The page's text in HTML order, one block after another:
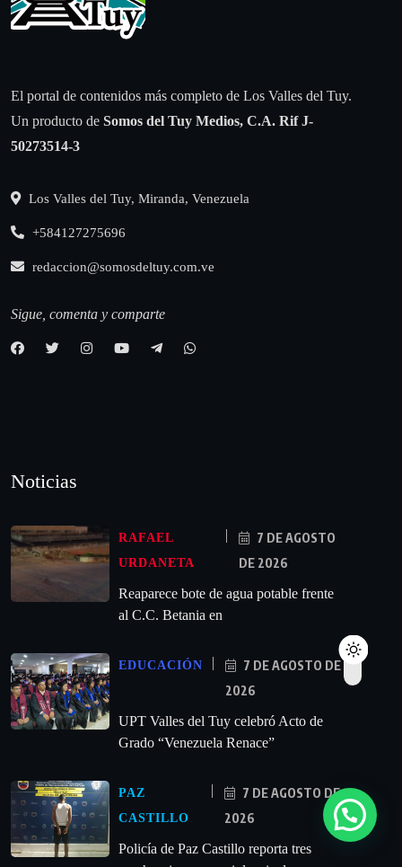
El portal de contenidos más completo de Los Valles del Tuy.
Un producto de Somos del Tuy Medios, C.A. Rif J-
50273514-3
Los Valles del Tuy, Miranda, Venezuela
+584127275696
redaccion@somosdeltuy.com.ve
Sigue, comenta y comparte
Noticias
RAFAEL
URDANETA
7 DE AGOSTO
DE 2026
Reaparece bote de agua potable frente
al C.C. Betania en
EDUCACIÓN
7 DE AGOSTO DE
2026
UPT Valles del Tuy celebró Acto de
Grado “Venezuela Renace”
PAZ
CASTILLO
7 DE AGOSTO DE
2026
‎Policía de Paz Castillo reporta tres